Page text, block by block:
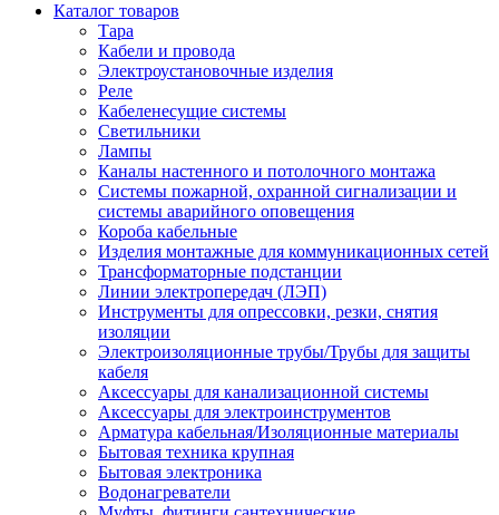
Каталог товаров
Тара
Кабели и провода
Электроустановочные изделия
Реле
Кабеленесущие системы
Светильники
Лампы
Каналы настенного и потолочного монтажа
Системы пожарной, охранной сигнализации и
системы аварийного оповещения
Короба кабельные
Изделия монтажные для коммуникационных сетей
Трансформаторные подстанции
Линии электропередач (ЛЭП)
Инструменты для опрессовки, резки, снятия
изоляции
Электроизоляционные трубы/Трубы для защиты
кабеля
Аксессуары для канализационной системы
Аксессуары для электроинструментов
Арматура кабельная/Изоляционные материалы
Бытовая техника крупная
Бытовая электроника
Водонагреватели